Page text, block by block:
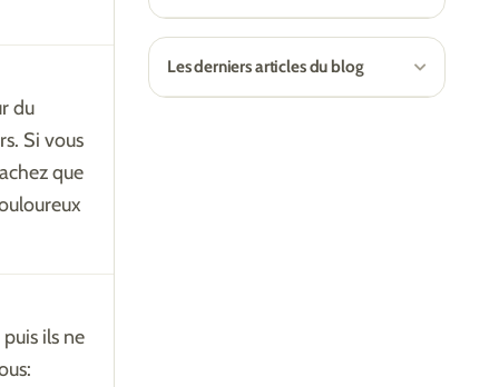
du
Si vous
que
ils ne
Les derniers articles du blog